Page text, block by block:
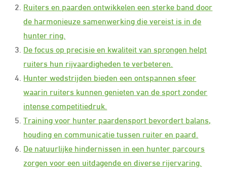
Ruiters en paarden ontwikkelen een sterke band door
de harmonieuze samenwerking die vereist is in de
hunter ring.
De focus op precisie en kwaliteit van sprongen helpt
ruiters hun rijvaardigheden te verbeteren.
Hunter wedstrijden bieden een ontspannen sfeer
waarin ruiters kunnen genieten van de sport zonder
intense competitiedruk.
Training voor hunter paardensport bevordert balans,
houding en communicatie tussen ruiter en paard.
De natuurlijke hindernissen in een hunter parcours
zorgen voor een uitdagende en diverse rijervaring.